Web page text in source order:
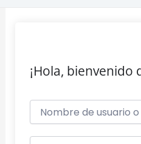
¡Hola, bienvenido